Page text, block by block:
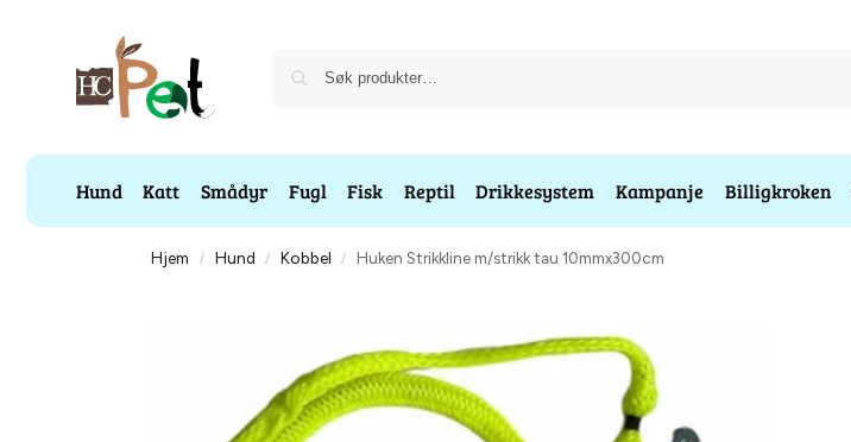
Hund Katt Smådyr Fugl Fisk Reptil Drikkesystem Kampanje Billigkroken
Hjem / Hund / Kobbel / Huken Strikkline m/strikk tau 10mmx300cm